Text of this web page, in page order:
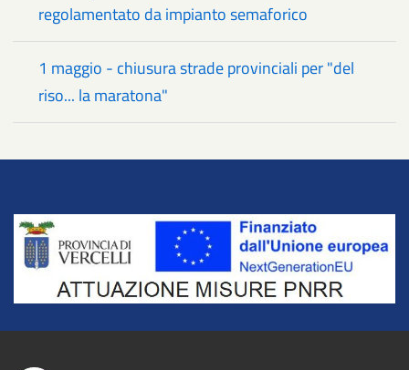
regolamentato da impianto semaforico
1 maggio - chiusura strade provinciali per "del
riso... la maratona"
Title